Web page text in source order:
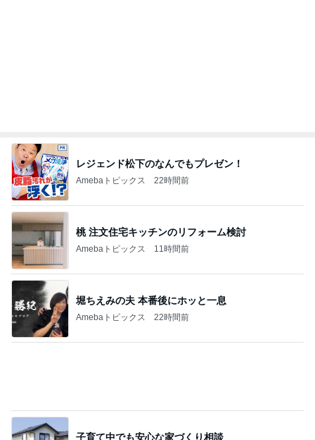
洗濯してもノーアイロンで便利な服
びっくりするほど涼しい冷感ポンチョ